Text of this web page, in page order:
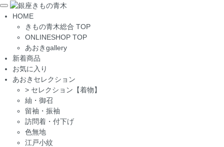
Toggle
navigation
HOME
きもの青木総合 TOP
ONLINESHOP TOP
あおきgallery
新着商品
お気に入り
あおきセレクション
> セレクション【着物】
紬・御召
留袖・振袖
訪問着・付下げ
色無地
江戸小紋